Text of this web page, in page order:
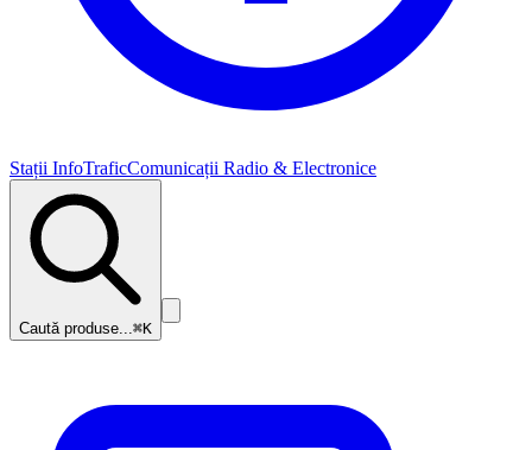
Stații InfoTraficComunicații Radio & Electronice
Caută produse...⌘K